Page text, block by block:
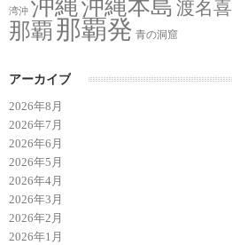
湾沖 沖縄沖縄本島 渡名喜
那覇 那覇発 青の洞窟
アーカイブ
2026年8月
2026年7月
2026年6月
2026年5月
2026年4月
2026年3月
2026年2月
2026年1月